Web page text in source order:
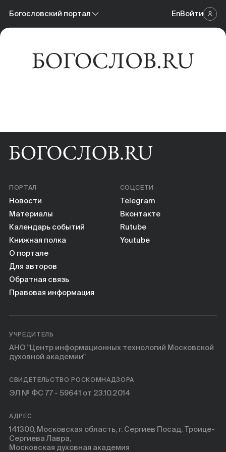
Богословский портал
Богословский портал
EnВойти
Новости
Научные инструменты
ПОРТАЛ
Новости
Материалы
Календарь событий
Книжная полка
О портале
Для авторов
Обратная связь
Правовая информация
СОЦСЕТИ
Telegram
Вконтакте
Rutube
Youtube
УЧРЕДИТЕЛЬ
АНО "Центр информационных технологий Московской
духовной академии"
СВИДЕТЕЛЬСТВО РОСКОМНАДЗОРА
ЭЛ № ФС 77 - 59641 от 23.10.2014
АДРЕС
141300, Московская область, г. Сергиев Посад, Троице-
Сергиева Лавра,
Московская духовная академия